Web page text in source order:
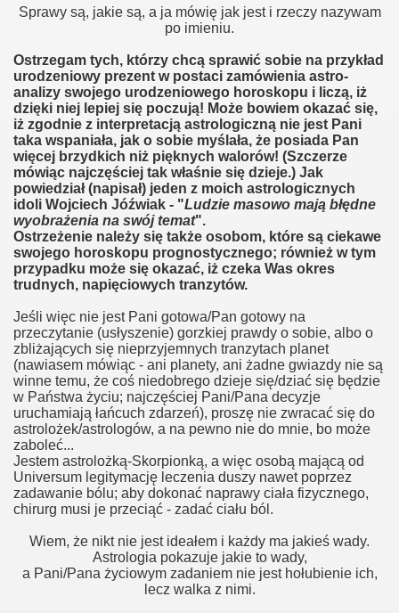
Sprawy są, jakie są, a ja mówię jak jest i rzeczy nazywam
po imieniu.
Ostrzegam tych, którzy chcą sprawić sobie na przykład
urodzeniowy prezent w postaci zamówienia astro-
analizy swojego urodzeniowego horoskopu i liczą, iż
dzięki niej lepiej się poczują! Może bowiem okazać się,
iż zgodnie z interpretacją astrologiczną nie jest Pani
taka wspaniała, jak o sobie myślała, że posiada Pan
więcej brzydkich niż pięknych walorów! (Szczerze
mówiąc najczęściej tak właśnie się dzieje.) Jak
powiedział (napisał) jeden z moich astrologicznych
idoli Wojciech Jóźwiak - "Ludzie masowo mają błędne
wyobrażenia na swój temat".
Ostrzeżenie należy się także osobom, które są ciekawe
swojego horoskopu prognostycznego; również w tym
przypadku może się okazać, iż czeka Was okres
trudnych, napięciowych tranzytów.
Jeśli więc nie jest Pani gotowa/Pan gotowy na
przeczytanie (usłyszenie) gorzkiej prawdy o sobie, albo o
zbliżających się nieprzyjemnych tranzytach planet
(nawiasem mówiąc - ani planety, ani żadne gwiazdy nie są
winne temu, że coś niedobrego dzieje się/dziać się będzie
w Państwa życiu; najczęściej Pani/Pana decyzje
uruchamiają łańcuch zdarzeń), proszę nie zwracać się do
astrolożek/astrologów, a na pewno nie do mnie, bo może
zaboleć...
Jestem astrolożką-Skorpionką, a więc osobą mającą od
Universum legitymację leczenia duszy nawet poprzez
zadawanie bólu; aby dokonać naprawy ciała fizycznego,
chirurg musi je przeciąć - zadać ciału ból.
Wiem, że nikt nie jest ideałem i każdy ma jakieś wady.
Astrologia pokazuje jakie to wady,
a Pani/Pana życiowym zadaniem nie jest hołubienie ich,
lecz walka z nimi.